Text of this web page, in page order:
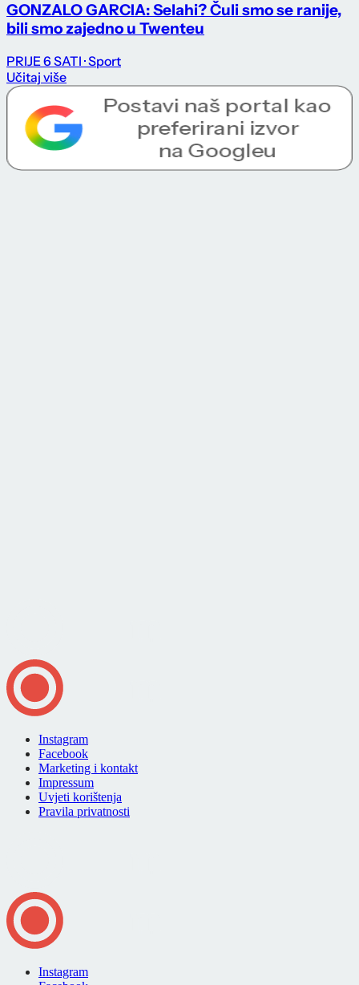
GONZALO GARCIA: Selahi? Čuli smo se ranije,
bili smo zajedno u Twenteu
PRIJE 6 SATI · Sport
Učitaj više
Instagram
Facebook
Marketing i kontakt
Impressum
Uvjeti korištenja
Pravila privatnosti
Instagram